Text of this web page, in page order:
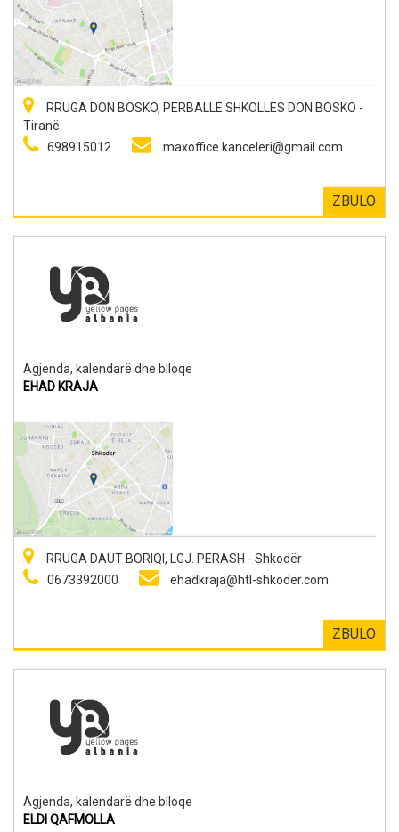
RRUGA DON BOSKO, PERBALLE SHKOLLES DON BOSKO -
Tiranë
698915012
maxoffice.kanceleri@gmail.com
ZBULO
Agjenda, kalendarë dhe blloqe
EHAD KRAJA
RRUGA DAUT BORIQI, LGJ. PERASH - Shkodër
0673392000
ehadkraja@htl-shkoder.com
ZBULO
Agjenda, kalendarë dhe blloqe
ELDI QAFMOLLA